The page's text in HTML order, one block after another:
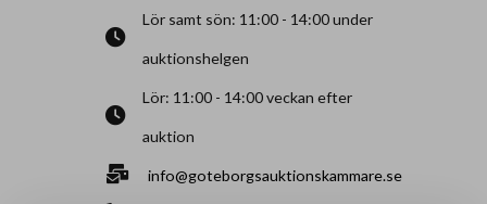
Lör samt sön: 11:00 - 14:00 under
auktionshelgen
Lör: 11:00 - 14:00 veckan efter
auktion
info@goteborgsauktionskammare.se